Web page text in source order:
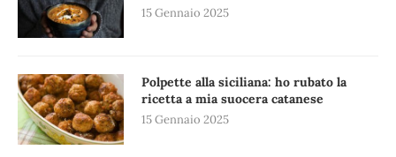
15 Gennaio 2025
Polpette alla siciliana: ho rubato la
ricetta a mia suocera catanese
15 Gennaio 2025